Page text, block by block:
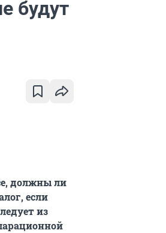
будут
должны ли
если
из